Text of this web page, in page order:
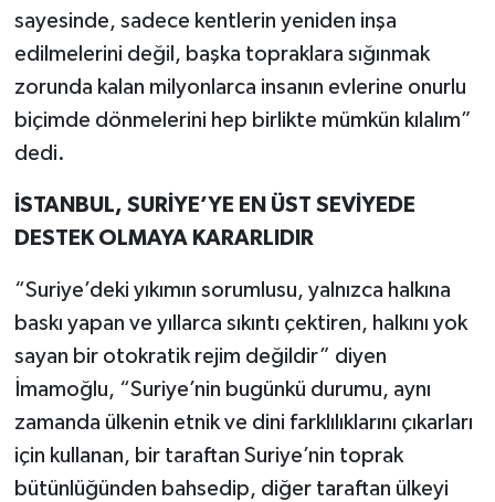
sayesinde, sadece kentlerin yeniden inşa
edilmelerini değil, başka topraklara sığınmak
zorunda kalan milyonlarca insanın evlerine onurlu
biçimde dönmelerini hep birlikte mümkün kılalım”
dedi.
İSTANBUL, SURİYE’YE EN ÜST SEVİYEDE
DESTEK OLMAYA KARARLIDIR
“Suriye’deki yıkımın sorumlusu, yalnızca halkına
baskı yapan ve yıllarca sıkıntı çektiren, halkını yok
sayan bir otokratik rejim değildir” diyen
İmamoğlu, “Suriye’nin bugünkü durumu, aynı
zamanda ülkenin etnik ve dini farklılıklarını çıkarları
için kullanan, bir taraftan Suriye’nin toprak
bütünlüğünden bahsedip, diğer taraftan ülkeyi